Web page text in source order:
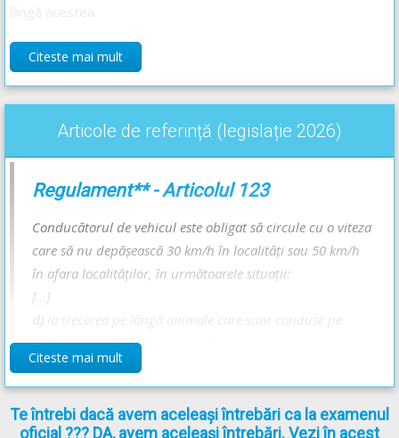
Răspunsul corect este: B
Recomandări:
Explicațiile complete ale indicatoarelor --> Animale
Citeste mai mult
Articole de referință (legislație 2026)
Regulament** - Articolul 123
Conducătorul de vehicul este obligat să circule cu o viteza
care să nu depăşească 30 km/h în localităţi sau 50 km/h
în afara localităţilor, în următoarele situaţii:
[...]
partea carosabilă sau pe acostament;
[...]
Citeste mai mult
Te întrebi dacă avem aceleași întrebări ca la examenul
oficial ??? DA, avem aceleași întrebări. Vezi în acest